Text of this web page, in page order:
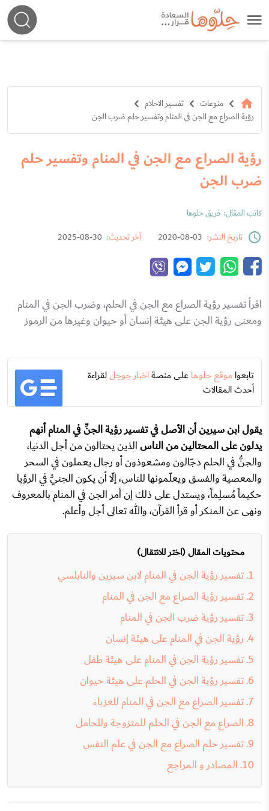
منوعات
تفسير الاحلام
رؤية الصراع مع الجن في المنام وتفسير حلم ضرب الجن
رؤية الصراع مع الجن في المنام وتفسير حلم
ضرب الجن
كاتب المقال: فريق حلوها
تاريخ النشر: 03-08-2020 آخر تحديث: 30-08-2025
اقرأ تفسير رؤية الصراع مع الجن في الحلم، وضرب الجن في المنام
ومعنى رؤية الجن على هيئة إنسان أو حيوان وغيرها من الرموز
تابعواموقع حلوهاعلى منصةاخبار جوجللقراءة
أحدث المقالات
يقول ابن سيرين أن الأصل في تفسير رؤية الجنِّ في المنام أنهم
يدلون على المحتالين من الناسالذين يحتالون من أجل الدنيا،
والجنُّ في الحلم دجّالون ومشعوذون أو رجال يعملون في السحر
والمعصية والفسق ويعلّمونها للناس، إلّا أن يكون الجنيُّ في الرؤيا
حكيماً مُسلِماً، ويستدل على ذلك إن أمر الجن في المنام بالمعروف
ونهى عن المنكر أو قرأ القرآن، والله تعالى أجل وأعلم.
محتويات المقال (اختر للانتقال)
تفسير رؤية الجن في المنام لابن سيرين والنابلسي
تفسير رؤية الصراع مع الجن في المنام
تفسير رؤية ضرب الجن في المنام
رؤية الجن في المنام على هيئة إنسان
تفسير رؤية الجن في المنام على هيئة طفل
تفسير رؤية الجن في الحلم على هيئة حيوان
تفسير الصراع مع الجن في المنام للعزباء
الصراع مع الجن في الحلم للمتزوجة وللحامل
تفسير حلم الصراع مع الجن في علم النفس
المصادر و المراجع